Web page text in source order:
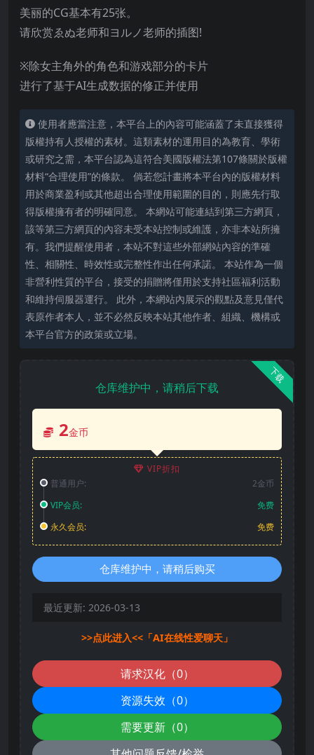
美丽的CG基本有25张。
请欣赏ゑぬ老师和ヨルノ老师的插图!
※除女主角外的角色和游戏部分的卡片
进行了基于AI生成数据的修正并使用
使用者應當注意，本平台上的內容可能涵蓋了未直接獲得
版權持有人授權的素材。這類素材的運用目的為教育、學術
或研究之需，本平台認為這符合美國版權法第107條關於版權
材料“合理使用”的條款。 倘若您計畫將本平台內的版權材料
用於商業盈利或其他超出合理使用範圍的目的，則應先行取
得版權擁有者的明確同意。 本網站可能連結到第三方網頁，
該等第三方網頁的內容未受本站控制或維護，亦非本站所擁
有。我們提醒使用者，本站不對這些外部網站內容的準確
性、相關性、時效性或完整性作出任何承諾。 本站作為一個
非營利性質的平台，接受的捐贈將僅用於支持社區福利活動
和維持伺服器運行。 此外，本網站內展示的觀點及意見僅代
表原作者本人，並不必然反映本站其他作者、組織、機構或
本平台官方的政策或立場。
下载
仓库维护中，请稍后下载
2金币
VIP折扣
普通用户:
2金币
VIP会员:
免费
永久会员:
免费
仓库维护中，请稍后购买
最近更新: 2026-03-13
>>点此进入<<「AI在线性爱聊天」
请求汉化（0）
资源失效（0）
需要更新（0）